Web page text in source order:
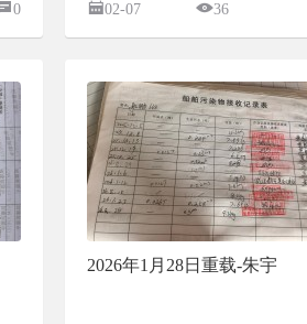
0 02-07 36
2026年1月28日重载-朱宇